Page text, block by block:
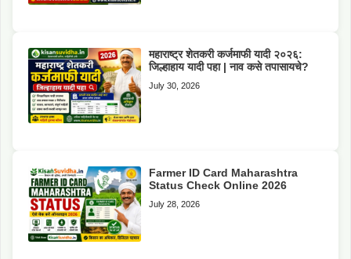
महाराष्ट्र शेतकरी कर्जमाफी यादी २०२६:
जिल्हाहाय यादी पहा | नाव कसे तपासायचे?
July 30, 2026
Farmer ID Card Maharashtra
Status Check Online 2026
July 28, 2026